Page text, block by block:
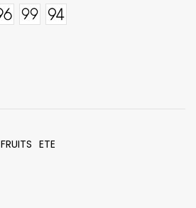
96 99 94
FRUITS ETE